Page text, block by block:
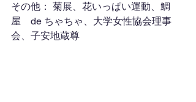
その他： 菊展、花いっぱい運動、鯛
屋　de ちゃちゃ、大学女性協会理事
会、子安地蔵尊